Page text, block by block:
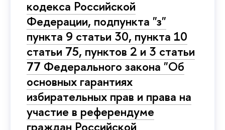
кодекса Российской
Федерации, подпункта "з"
пункта 9 статьи 30, пункта 10
статьи 75, пунктов 2 и 3 статьи
77 Федерального закона "Об
основных гарантиях
избирательных прав и права на
участие в референдуме
граждан Российской